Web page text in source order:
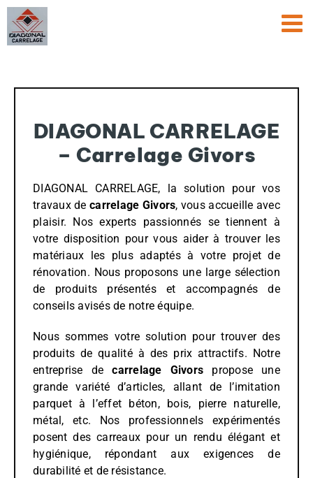
Passer
au
contenu
DIAGONAL CARRELAGE
– Carrelage Givors
DIAGONAL CARRELAGE, la solution pour vos
travaux de carrelage Givors, vous accueille avec
plaisir. Nos experts passionnés se tiennent à
votre disposition pour vous aider à trouver les
matériaux les plus adaptés à votre projet de
rénovation. Nous proposons une large sélection
de produits présentés et accompagnés de
conseils avisés de notre équipe.
Nous sommes votre solution pour trouver des
produits de qualité à des prix attractifs. Notre
entreprise decarrelage Givors propose une
grande variété d’articles, allant de l’imitation
parquet à l’effet béton, bois, pierre naturelle,
métal, etc. Nos professionnels expérimentés
posent des carreaux pour un rendu élégant et
hygiénique, répondant aux exigences de
durabilité et de résistance.